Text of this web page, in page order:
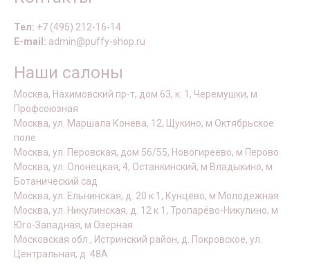
Тел: +7 (495) 212-16-14
E-mail: admin@puffy-shop.ru
Наши салоны
Москва, Нахимовский пр-т, дом 63, к. 1, Черемушки, м
Профсоюзная
Москва, ул. Маршала Конева, 12, Щукино, м Октябрьское
поле
Москва, ул. Перовская, дом 56/55, Новогиреево, м Перово
Москва, ул. Олонецкая, 4, Останкинский, м Владыкино, м
Ботанический сад
Москва, ул. Ельнинская, д. 20 к 1, Кунцево, м Молодежная
Москва, ул. Никулинская, д. 12 к 1, Тропарёво-Никулино, м
Юго-Западная, м Озерная
Московская обл., Истринский район, д. Покровское, ул.
Центральная, д. 48А